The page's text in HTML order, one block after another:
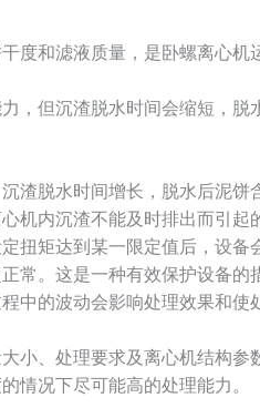
度和滤液质量，是卧螺离心机
，但沉渣脱水时间会缩短，
渣脱水时间增长，脱水后泥
机内沉渣不能及时排出而引
扭矩达到某一限定值后，设
常。这是一种有效保护设备
中的波动会影响处理效果和使
小、处理要求及离心机结构
情况下尽可能高的处理能力。